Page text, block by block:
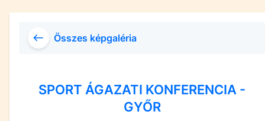
Összes képgaléria
SPORT ÁGAZATI KONFERENCIA -
GYŐR